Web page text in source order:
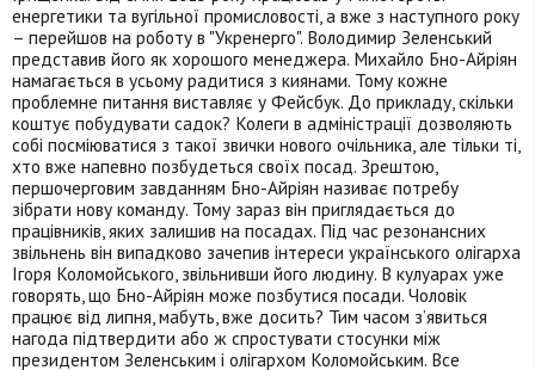
енергетики та вугільної промисловості, а вже з наступного року
– перейшов на роботу в "Укренерго". Володимир Зеленський
представив його як хорошого менеджера. Михайло Бно-Айріян
намагається в усьому радитися з киянами. Тому кожне
проблемне питання виставляє у Фейсбук. До прикладу, скільки
коштує побудувати садок? Колеги в адміністрації дозволяють
собі посміюватися з такої звички нового очільника, але тільки ті,
хто вже напевно позбудеться своїх посад. Зрештою,
першочерговим завданням Бно-Айріян називає потребу
зібрати нову команду. Тому зараз він приглядається до
працівників, яких залишив на посадах. Під час резонансних
звільнень він випадково зачепив інтереси українського олігарха
Ігоря Коломойського, звільнивши його людину. В кулуарах уже
говорять, що Бно-Айріян може позбутися посади. Чоловік
працює від липня, мабуть, вже досить? Тим часом з’явиться
нагода підтвердити або ж спростувати стосунки між
президентом Зеленським і олігархом Коломойським. Все